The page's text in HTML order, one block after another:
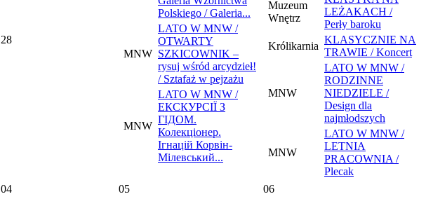
28
Polskiego / Galeria...
MNW
LATO W MNW /
OTWARTY
SZKICOWNIK –
rysuj wśród arcydzieł!
/ Sztafaż w pejzażu
MNW
LATO W MNW /
ЕКСКУРСІЇ З
ГІДОМ.
Колекціонер.
Ігнацій Корвін-
Мілевський...
Muzeum
Wnętrz
LEŻAKACH /
Perły baroku
Królikarnia
KLASYCZNIE NA
TRAWIE / Koncert
MNW
LATO W MNW /
RODZINNE
NIEDZIELE /
Design dla
najmłodszych
MNW
LATO W MNW /
LETNIA
PRACOWNIA /
Plecak
04 05 06